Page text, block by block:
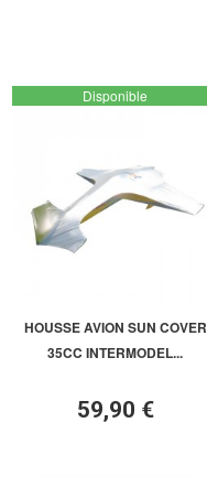
Disponible
HOUSSE AVION SUN COVER
35CC INTERMODEL...
59,90 €